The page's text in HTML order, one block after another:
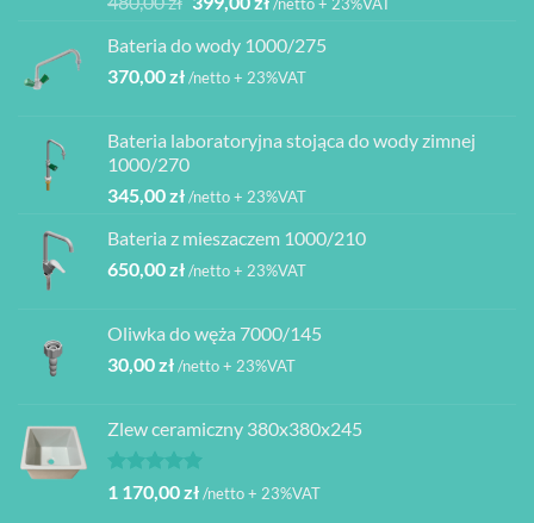
na 5
wynosiła:
480,00 zł.
wynosi:
399,00 zł.
Bateria do wody 1000/275
370,00zł/netto + 23%VAT
Bateria laboratoryjna stojąca do wody zimnej
1000/270
345,00zł/netto + 23%VAT
Bateria z mieszaczem 1000/210
650,00zł/netto + 23%VAT
Oliwka do węża 7000/145
30,00zł/netto + 23%VAT
Zlew ceramiczny 380x380x245
Oceniono
na 5
1 170,00zł/netto + 23%VAT